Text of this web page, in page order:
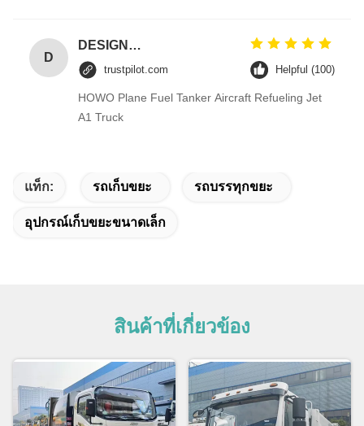
D
DESIGNER CODE
trustpilot.com Helpful (100)
HOWO Plane Fuel Tanker Aircraft Refueling Jet
A1 Truck
แท็ก: รถเก็บขยะ รถบรรทุกขยะ
อุปกรณ์เก็บขยะขนาดเล็ก
สินค้าที่เกี่ยวข้อง